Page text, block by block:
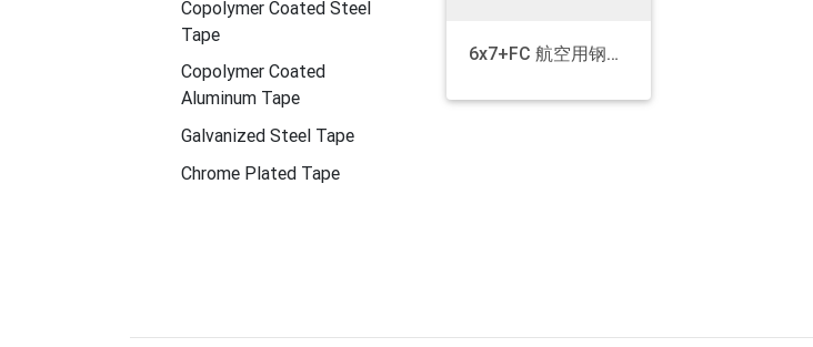
6x7+FC 航空用钢丝绳
Copolymer Coated Steel
Tape
Copolymer Coated
Aluminum Tape
Galvanized Steel Tape
Chrome Plated Tape